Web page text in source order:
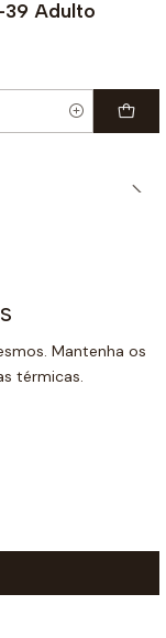
39 Adulto
Mantenha os
térmicas.